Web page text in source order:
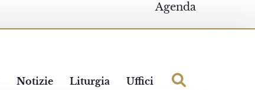
Agenda
Notizie Liturgia Uffici